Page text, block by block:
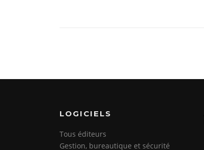
LOGICIELS
Tous éditeurs
Gestion, bureautique et sécurité